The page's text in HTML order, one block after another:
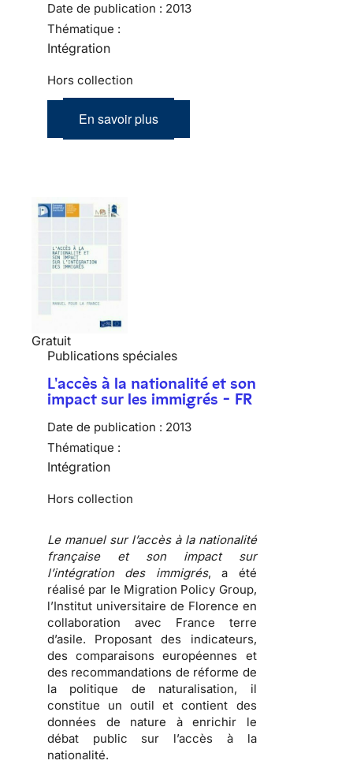
Date de publication : 2013
Thématique :
Intégration
Hors collection
En savoir plus
Gratuit
Publications spéciales
L'accès à la nationalité et son
impact sur les immigrés - FR
Date de publication : 2013
Thématique :
Intégration
Hors collection
Le manuel sur l’accès à la nationalité
française et son impact sur
l’intégration des immigrés, a été
réalisé par le Migration Policy Group,
l’Institut universitaire de Florence en
collaboration avec France terre
d’asile. Proposant des indicateurs,
des comparaisons européennes et
des recommandations de réforme de
la politique de naturalisation, il
constitue un outil et contient des
données de nature à enrichir le
débat public sur l’accès à la
nationalité.